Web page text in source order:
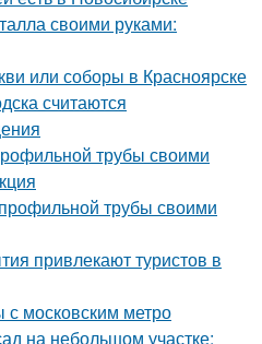
своими руками:
или соборы в Красноярске
считаются
трубы своими
трубы своими
привлекают туристов в
с московским метро
на небольшом участке: